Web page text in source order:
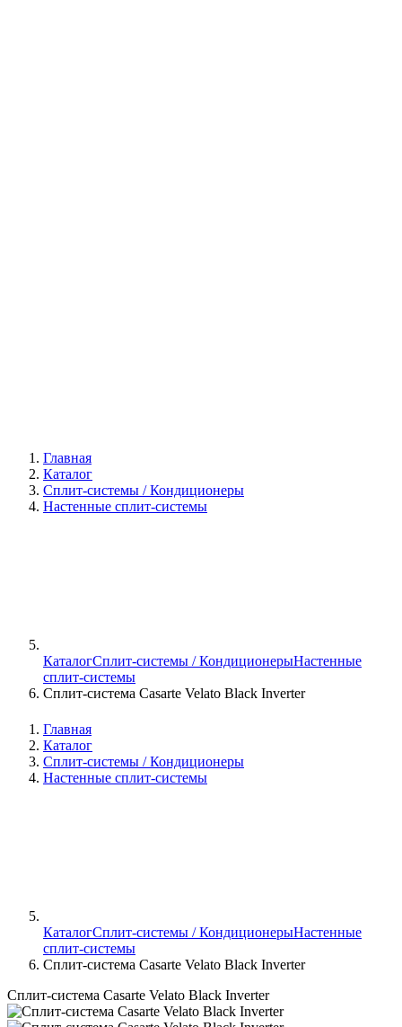
Главная
Каталог
Сплит-системы / Кондиционеры
Настенные сплит-системы
КаталогСплит-системы / КондиционерыНастенные
сплит-системы
Сплит-система Casarte Velato Black Inverter
Главная
Каталог
Сплит-системы / Кондиционеры
Настенные сплит-системы
КаталогСплит-системы / КондиционерыНастенные
сплит-системы
Сплит-система Casarte Velato Black Inverter
Сплит-система Casarte Velato Black Inverter